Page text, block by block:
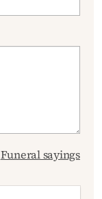
Funeral sayings